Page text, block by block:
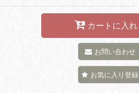
カートに入れ
お問い合わせ
お気に入り登録